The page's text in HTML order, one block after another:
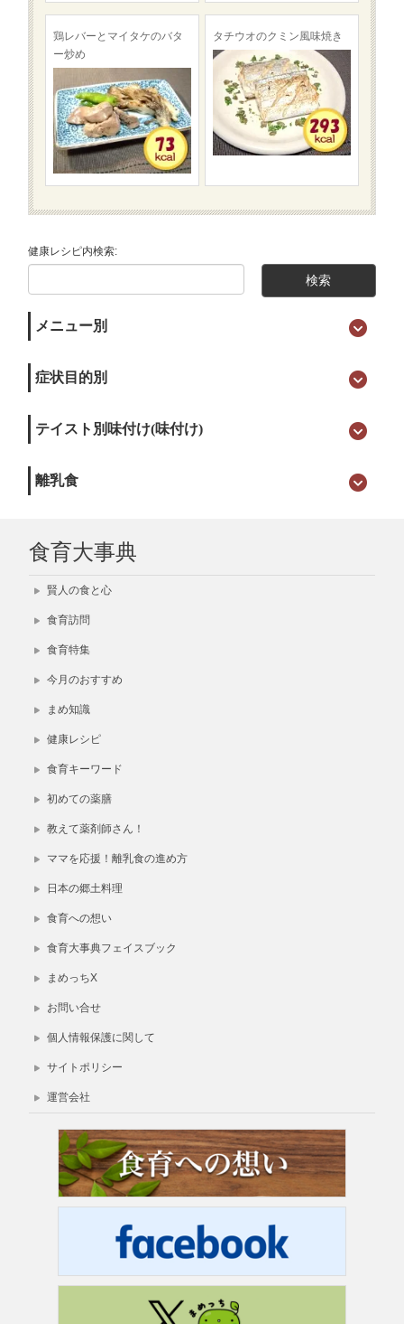
鶏レバーとマイタケのバタ
ー炒め
タチウオのクミン風味焼き
健康レシピ内検索:
メニュー別
症状目的別
テイスト別味付け(味付け)
離乳食
食育大事典
賢人の食と心
食育訪問
食育特集
今月のおすすめ
まめ知識
健康レシピ
食育キーワード
初めての薬膳
教えて薬剤師さん！
ママを応援！離乳食の進め方
日本の郷土料理
食育への想い
食育大事典フェイスブック
まめっちX
お問い合せ
個人情報保護に関して
サイトポリシー
運営会社